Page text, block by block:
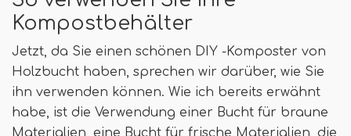
Kompostbehälter
Jetzt, da Sie einen schönen DIY -Komposter von
Holzbucht haben, sprechen wir darüber, wie Sie
ihn verwenden können. Wie ich bereits erwähnt
habe, ist die Verwendung einer Bucht für braune
Materialien, eine Bucht für frische Materialien, die